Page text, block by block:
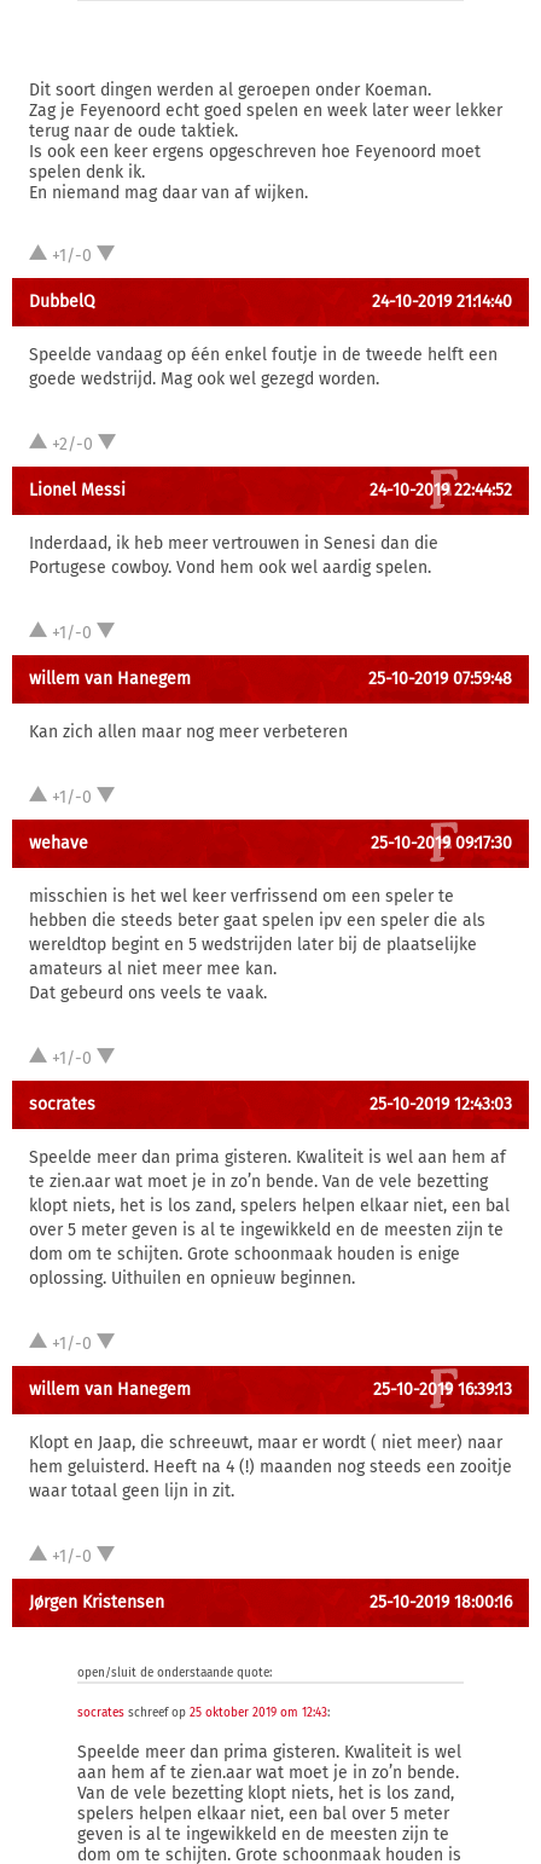
Dit soort dingen werden al geroepen onder Koeman.
Zag je Feyenoord echt goed spelen en week later weer lekker
terug naar de oude taktiek.
Is ook een keer ergens opgeschreven hoe Feyenoord moet
spelen denk ik.
En niemand mag daar van af wijken.
+1/-0
DubbelQ 24-10-2019 21:14:40
Speelde vandaag op één enkel foutje in de tweede helft een
goede wedstrijd. Mag ook wel gezegd worden.
+2/-0
Lionel Messi 24-10-2019 22:44:52
Inderdaad, ik heb meer vertrouwen in Senesi dan die
Portugese cowboy. Vond hem ook wel aardig spelen.
+1/-0
willem van Hanegem 25-10-2019 07:59:48
Kan zich allen maar nog meer verbeteren
+1/-0
wehave 25-10-2019 09:17:30
misschien is het wel keer verfrissend om een speler te
hebben die steeds beter gaat spelen ipv een speler die als
wereldtop begint en 5 wedstrijden later bij de plaatselijke
amateurs al niet meer mee kan.
Dat gebeurd ons veels te vaak.
+1/-0
socrates 25-10-2019 12:43:03
Speelde meer dan prima gisteren. Kwaliteit is wel aan hem af
te zien.aar wat moet je in zo’n bende. Van de vele bezetting
klopt niets, het is los zand, spelers helpen elkaar niet, een bal
over 5 meter geven is al te ingewikkeld en de meesten zijn te
dom om te schijten. Grote schoonmaak houden is enige
oplossing. Uithuilen en opnieuw beginnen.
+1/-0
willem van Hanegem 25-10-2019 16:39:13
Klopt en Jaap, die schreeuwt, maar er wordt ( niet meer) naar
hem geluisterd. Heeft na 4 (!) maanden nog steeds een zooitje
waar totaal geen lijn in zit.
+1/-0
Jørgen Kristensen 25-10-2019 18:00:16
open/sluit de onderstaande quote:
socrates schreef op 25 oktober 2019 om 12:43:
Speelde meer dan prima gisteren. Kwaliteit is wel
aan hem af te zien.aar wat moet je in zo’n bende.
Van de vele bezetting klopt niets, het is los zand,
spelers helpen elkaar niet, een bal over 5 meter
geven is al te ingewikkeld en de meesten zijn te
dom om te schijten. Grote schoonmaak houden is